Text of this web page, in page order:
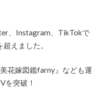
、Instagram、TikTokで
えました。
花嫁図鑑farny』なども運
を突破！